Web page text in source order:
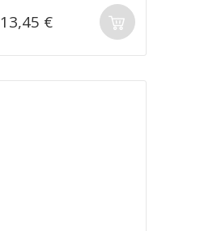
13,45 €